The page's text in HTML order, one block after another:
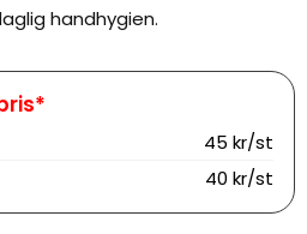
handhygien.
45 kr/st
40 kr/st